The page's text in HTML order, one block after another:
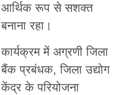
आर्थिक रूप से सशक्त
बनाना रहा।
कार्यक्रम में अग्रणी जिला
बैंक प्रबंधक, जिला उद्योग
केंद्र के परियोजना